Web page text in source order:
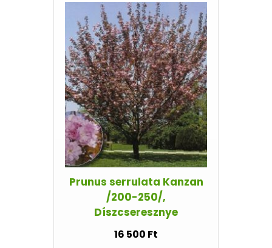
Prunus serrulata Kanzan
/200-250/,
Díszcseresznye
16 500 Ft